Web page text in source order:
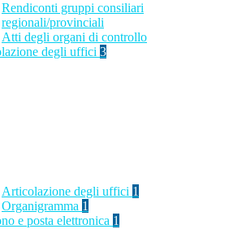
Rendiconti gruppi consiliari
regionali/provinciali
Atti degli organi di controllo
degli uffici 3
Articolazione degli uffici 1
Organigramma 1
e posta elettronica 1